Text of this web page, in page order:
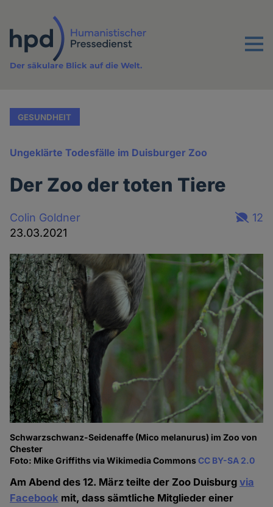
Inhalt
Menu
Der säkulare Blick auf die Welt.
GESUNDHEIT
Ungeklärte Todesfälle im Duisburger Zoo
Der Zoo der toten Tiere
Colin Goldner
23.03.2021
12
Schwarzschwanz-Seidenaffe (Mico melanurus) im Zoo von
Chester
Foto: Mike Griffiths via Wikimedia CommonsCC BY-SA 2.0
Am Abend des 12. März teilte der Zoo Duisburgvia
Facebook mit, dass sämtliche Mitglieder einer